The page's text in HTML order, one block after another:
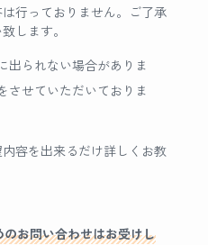
行っておりません。ご了承
します。
出られない場合がありま
させていただいておりま
容を出来るだけ詳しくお教
お問い合わせはお受けし